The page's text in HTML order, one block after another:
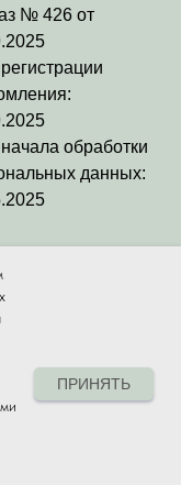
ПРИНЯТЬ
№ 426 от
обработки
данных: